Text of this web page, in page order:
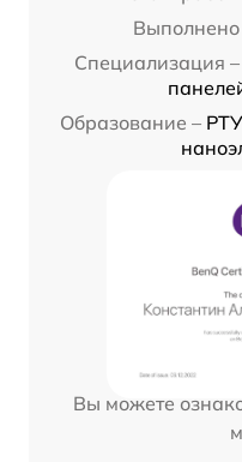
Выполнено
Специализация –
Образование –
Вы можете